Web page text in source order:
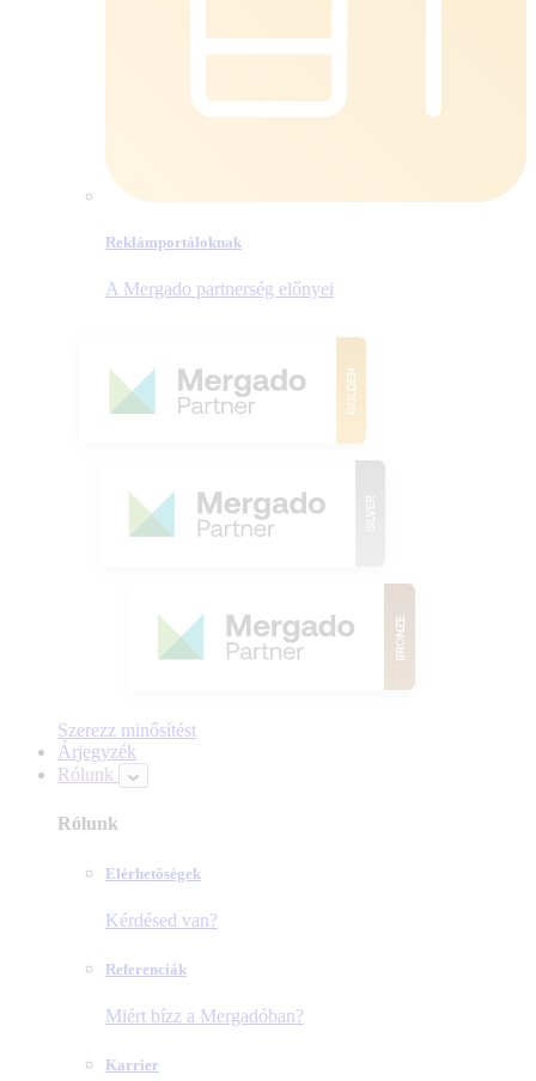
Reklámportáloknak
A Mergado partnerség előnyei
Szerezz minősítést
Árjegyzék
Rólunk
Rólunk
Elérhetőségek
Kérdésed van?
Referenciák
Miért bízz a Mergadóban?
Karrier